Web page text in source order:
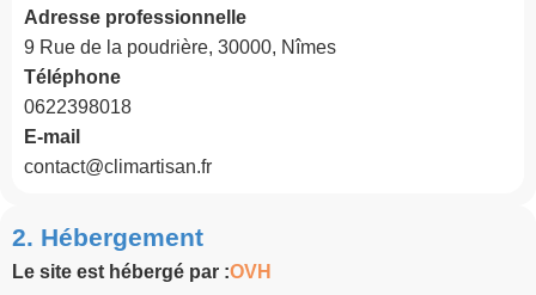
Adresse professionnelle
9 Rue de la poudrière, 30000, Nîmes
Téléphone
0622398018
E-mail
contact@climartisan.fr
2. Hébergement
Le site est hébergé par :OVH